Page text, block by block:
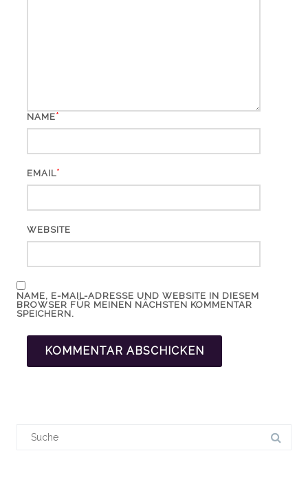
NAME*
EMAIL*
WEBSITE
NAME, E-MAIL-ADRESSE UND WEBSITE IN DIESEM
BROWSER FÜR MEINEN NÄCHSTEN KOMMENTAR
SPEICHERN.